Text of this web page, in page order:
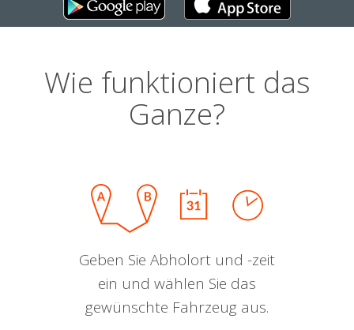
Wie funktioniert das
Ganze?
Geben Sie Abholort und -zeit
ein und wählen Sie das
gewünschte Fahrzeug aus.